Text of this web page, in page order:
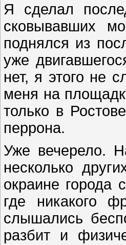
Я сделал
сковывавших
поднялся из
уже
нет, я этого не
меня на
только в
перрона.
Уже вечерело.
несколько
окраине города
где никакого
слышались
разбит и